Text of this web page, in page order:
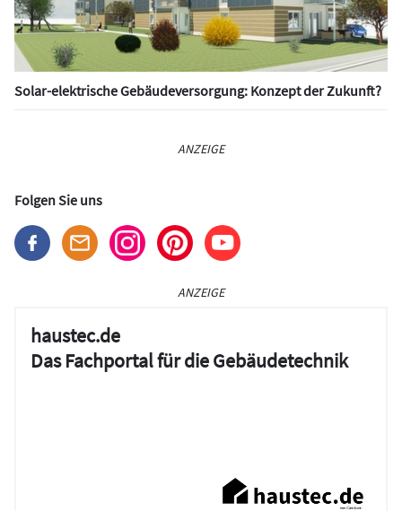
Solar-elektrische Gebäudeversorgung: Konzept der Zukunft?
ANZEIGE
Folgen Sie uns
ANZEIGE
haustec.de
Das Fachportal für die Gebäudetechnik